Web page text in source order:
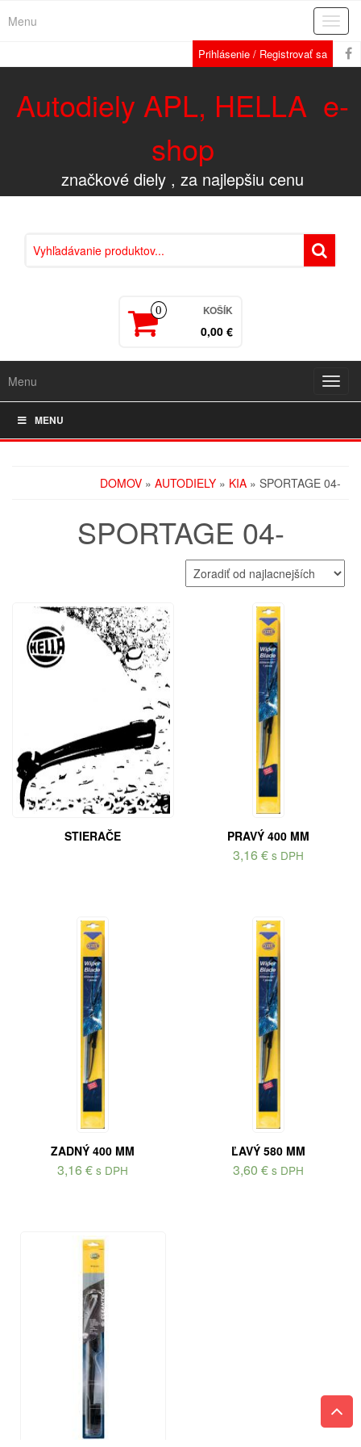
Menu
Prihlásenie / Registrovať sa
Autodiely APL, HELLA e-
shop
značkové diely , za najlepšiu cenu
0 KOŠÍK
0,00 €
Menu
MENU
DOMOV » AUTODIELY » KIA » SPORTAGE 04-
SPORTAGE 04-
STIERAČE PRAVÝ 400 MM
3,16€ s DPH
ZADNÝ 400 MM
3,16€ s DPH
ĽAVÝ 580 MM
3,60 € s DPH